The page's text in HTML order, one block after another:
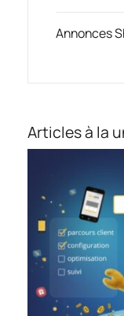
Annonces
Articles à la